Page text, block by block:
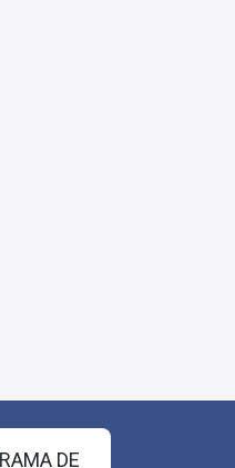
DE